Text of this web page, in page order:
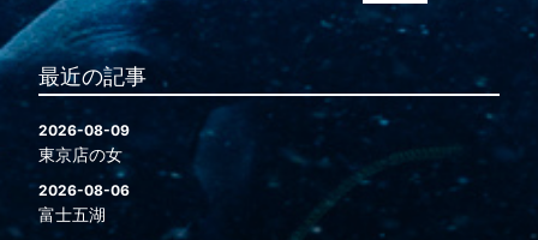
最近の記事
2026-08-09
東京店の女
2026-08-06
富士五湖